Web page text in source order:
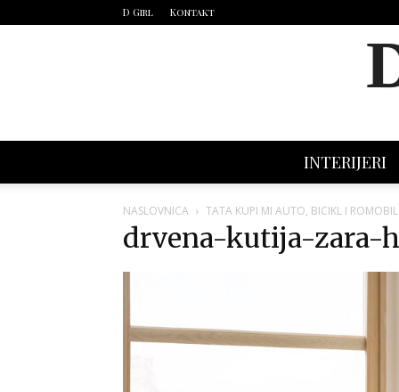
D Girl Kontakt
INTERIJERI
NASLOVNICA TATA KUPI MI AUTO, BICIKL I
drvena-kutija-zara-